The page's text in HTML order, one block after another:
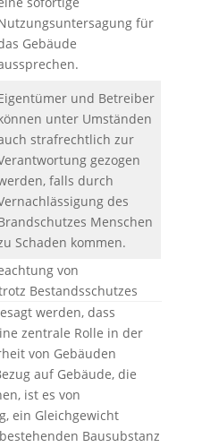
für
Gebäude
und Betreiber
unter Umständen
strafrechtlich zur
gezogen
falls durch
des
Menschen
Schaden kommen.
von
Bestandsschutzes
werden, dass
zentrale Rolle in der
von Gebäuden
auf Gebäude, die
ist es von
ein Gleichgewicht
Bausubstanz